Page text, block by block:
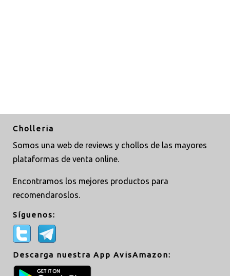
Cholleria
Somos una web de reviews y chollos de las mayores
plataformas de venta online.
Encontramos los mejores productos para
recomendaroslos.
Síguenos:
Descarga nuestra App AvisAmazon: